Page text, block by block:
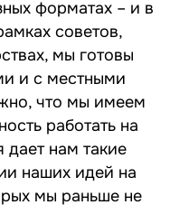
форматах – и в
советов,
мы готовы
и с местными
что мы имеем
работать на
дает нам такие
наших идей на
мы раньше не